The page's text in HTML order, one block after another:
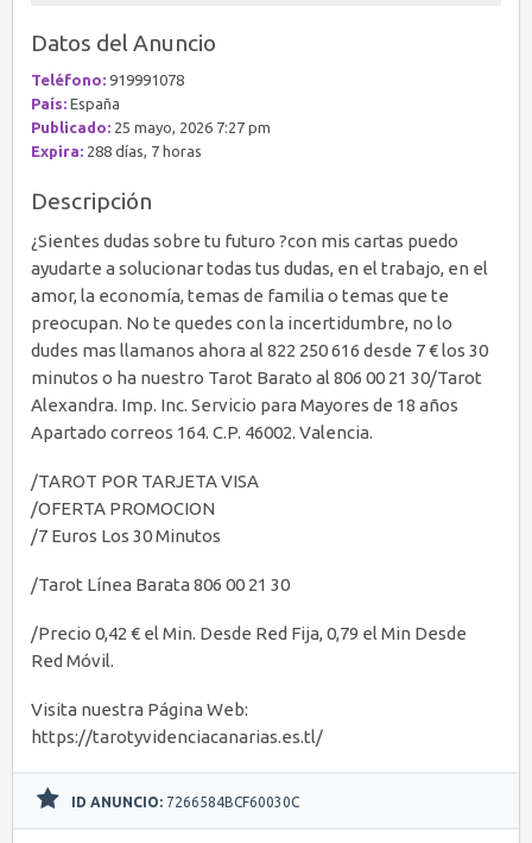
Datos del Anuncio
Teléfono: 919991078
País: España
Publicado: 25 mayo, 2026 7:27 pm
Expira: 288 días, 7 horas
Descripción
¿Sientes dudas sobre tu futuro ?con mis cartas puedo
ayudarte a solucionar todas tus dudas, en el trabajo, en el
amor, la economía, temas de familia o temas que te
preocupan. No te quedes con la incertidumbre, no lo
dudes mas llamanos ahora al 822 250 616 desde 7 € los 30
minutos o ha nuestro Tarot Barato al 806 00 21 30/Tarot
Alexandra. Imp. Inc. Servicio para Mayores de 18 años
Apartado correos 164. C.P. 46002. Valencia.
/TAROT POR TARJETA VISA
/OFERTA PROMOCION
/7 Euros Los 30 Minutos
/Tarot Línea Barata 806 00 21 30
/Precio 0,42 € el Min. Desde Red Fija, 0,79 el Min Desde
Red Móvil.
Visita nuestra Página Web:
https://tarotyvidenciacanarias.es.tl/
ID ANUNCIO: 7266584BCF60030C